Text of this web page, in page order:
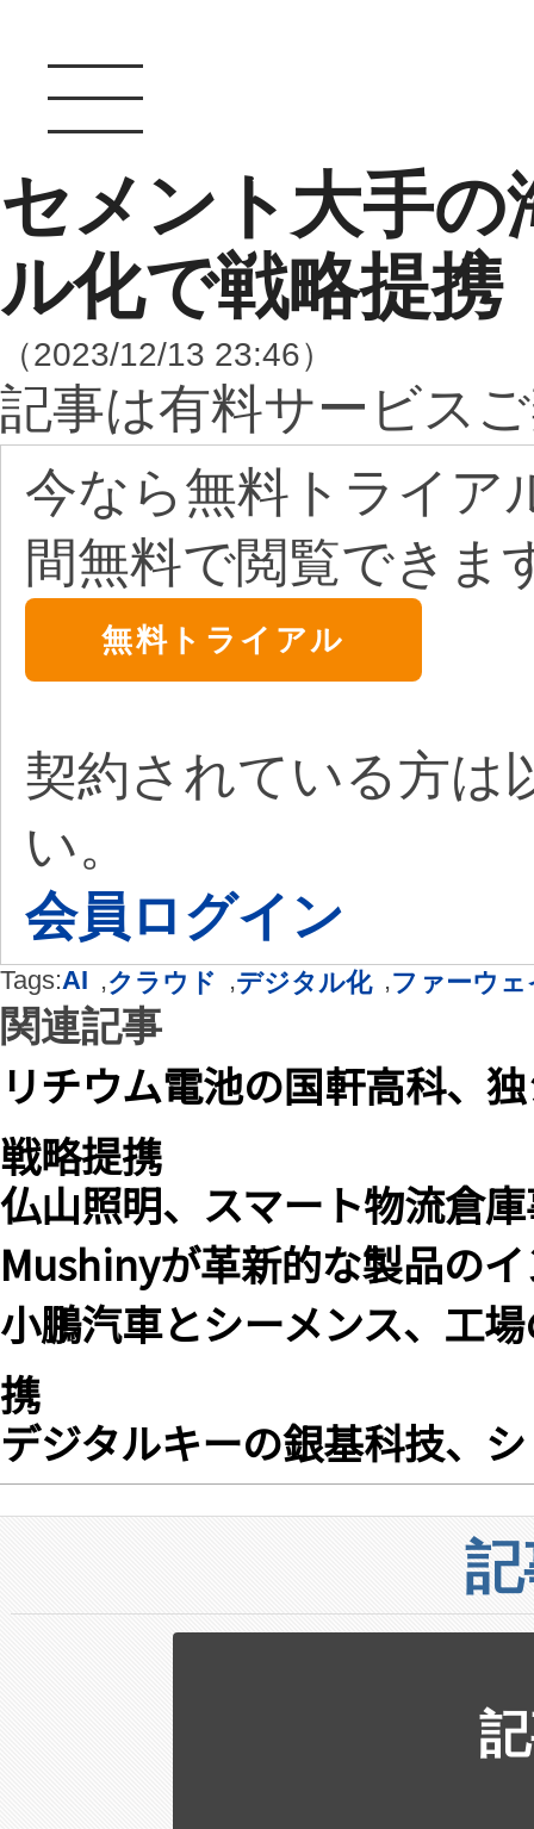
セメント大手
ル化で戦略提
（2023/12/13 23:46）
記事は有料サービス
今なら無料トライア
間無料で閲覧できま
無料トライアル
契約されている方は
い。
会員ログイン
Tags:AI ,クラウド ,デジタル化 ,ファーウェ
関連記事
リチウム電池の国軒高科、
戦略提携
仏山照明、スマート物流倉
Mushinyが革新的な製品の
小鵬汽車とシーメンス、工
携
デジタルキーの銀基科技、